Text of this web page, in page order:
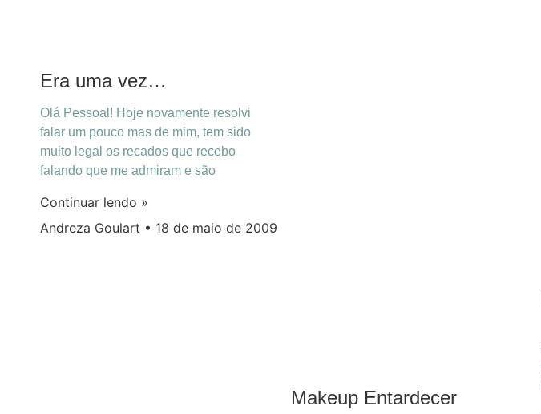
Era uma vez…
Olá Pessoal! Hoje novamente resolvi
falar um pouco mas de mim, tem sido
muito legal os recados que recebo
falando que me admiram e são
Continuar lendo »
Andreza Goulart
18 de maio de 2009
Makeup Entardecer